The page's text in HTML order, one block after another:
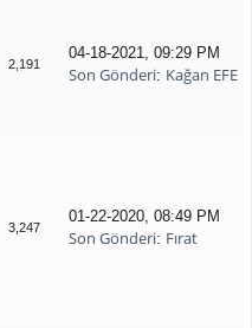
2,191
04-18-2021, 09:29 PM
Son Gönderi: Kağan EFE
3,247
01-22-2020, 08:49 PM
Son Gönderi: Fırat